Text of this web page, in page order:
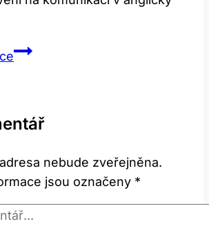
Kiddo:
Skutečně
Anglicko-
Český
Překlad
nebude zveřejněna.
jsou označeny *